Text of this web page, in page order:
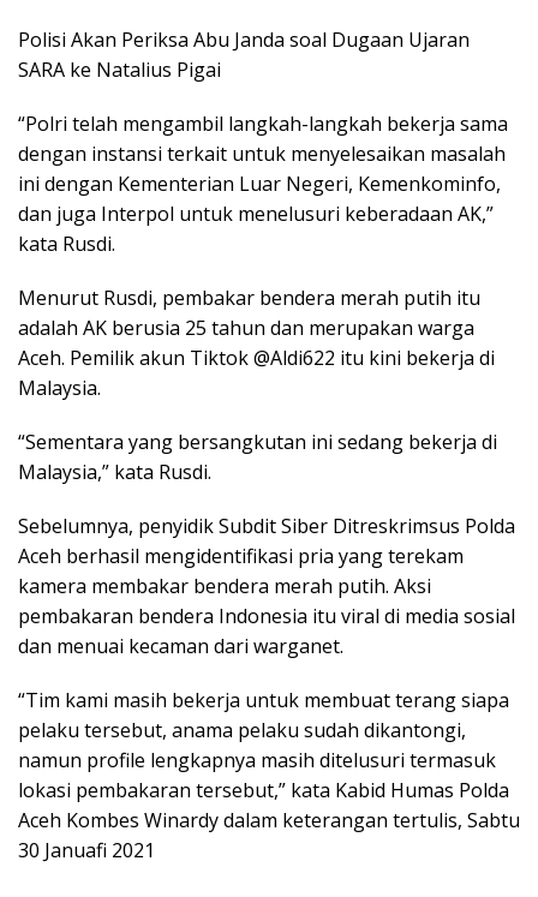
Polisi Akan Periksa Abu Janda soal Dugaan Ujaran
SARA ke Natalius Pigai
“Polri telah mengambil langkah-langkah bekerja sama
dengan instansi terkait untuk menyelesaikan masalah
ini dengan Kementerian Luar Negeri, Kemenkominfo,
dan juga Interpol untuk menelusuri keberadaan AK,”
kata Rusdi.
Menurut Rusdi, pembakar bendera merah putih itu
adalah AK berusia 25 tahun dan merupakan warga
Aceh. Pemilik akun Tiktok @Aldi622 itu kini bekerja di
Malaysia.
“Sementara yang bersangkutan ini sedang bekerja di
Malaysia,” kata Rusdi.
Sebelumnya, penyidik Subdit Siber Ditreskrimsus Polda
Aceh berhasil mengidentifikasi pria yang terekam
kamera membakar bendera merah putih. Aksi
pembakaran bendera Indonesia itu viral di media sosial
dan menuai kecaman dari warganet.
“Tim kami masih bekerja untuk membuat terang siapa
pelaku tersebut, anama pelaku sudah dikantongi,
namun profile lengkapnya masih ditelusuri termasuk
lokasi pembakaran tersebut,” kata Kabid Humas Polda
Aceh Kombes Winardy dalam keterangan tertulis, Sabtu
30 Januafi 2021